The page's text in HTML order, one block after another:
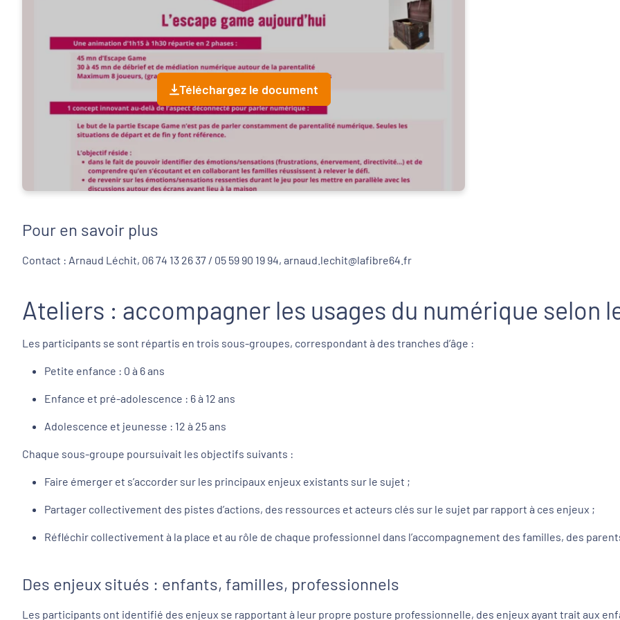
Téléchargez le document
Pour en savoir plus
Contact : Arnaud Léchit, 06 74 13 26 37 / 05 59 90 19 94, arnaud.lechit@lafibre64.fr
Ateliers : accompagner les usages du numérique selon
Les participants se sont répartis en trois sous-groupes, correspondant à des tranches d’âge :
Petite enfance : 0 à 6 ans
Enfance et pré-adolescence : 6 à 12 ans
Adolescence et jeunesse : 12 à 25 ans
Chaque sous-groupe poursuivait les objectifs suivants :
Faire émerger et s’accorder sur les principaux enjeux existants sur le sujet ;
Partager collectivement des pistes d’actions, des ressources et acteurs clés sur le sujet par rapport à ces enjeux ;
Réfléchir collectivement à la place et au rôle de chaque professionnel dans l’accompagnement des familles, des
Des enjeux situés : enfants, familles, professionnels
Les participants ont identifié des enjeux se rapportant à leur propre posture professionnelle, des enjeux ayant trait aux